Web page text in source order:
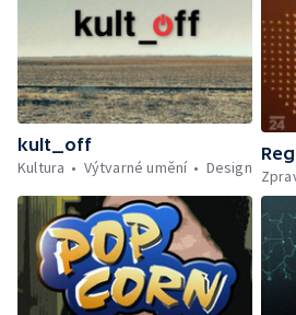
kult_off
Kultura
Výtvarné umění Design